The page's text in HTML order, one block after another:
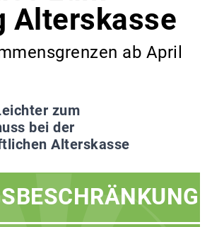
Alterskasse
ab April
zum
bei der
Alterskasse